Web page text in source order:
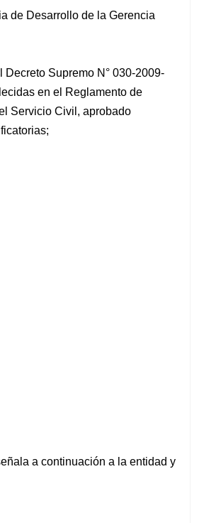
de Desarrollo de la Gerencia
Supremo N° 030-2009-
en el Reglamento de
Servicio Civil, aprobado
a continuación a la entidad y